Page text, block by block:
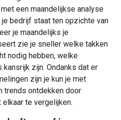
een maandelijkse analyse
bedrijf staat ten opzichte van
je maandelijks je
zie je sneller welke takken
nodig hebben, welke
zijn. Ondanks dat er
zijn je kun je met
trends ontdekken door
te vergelijken.